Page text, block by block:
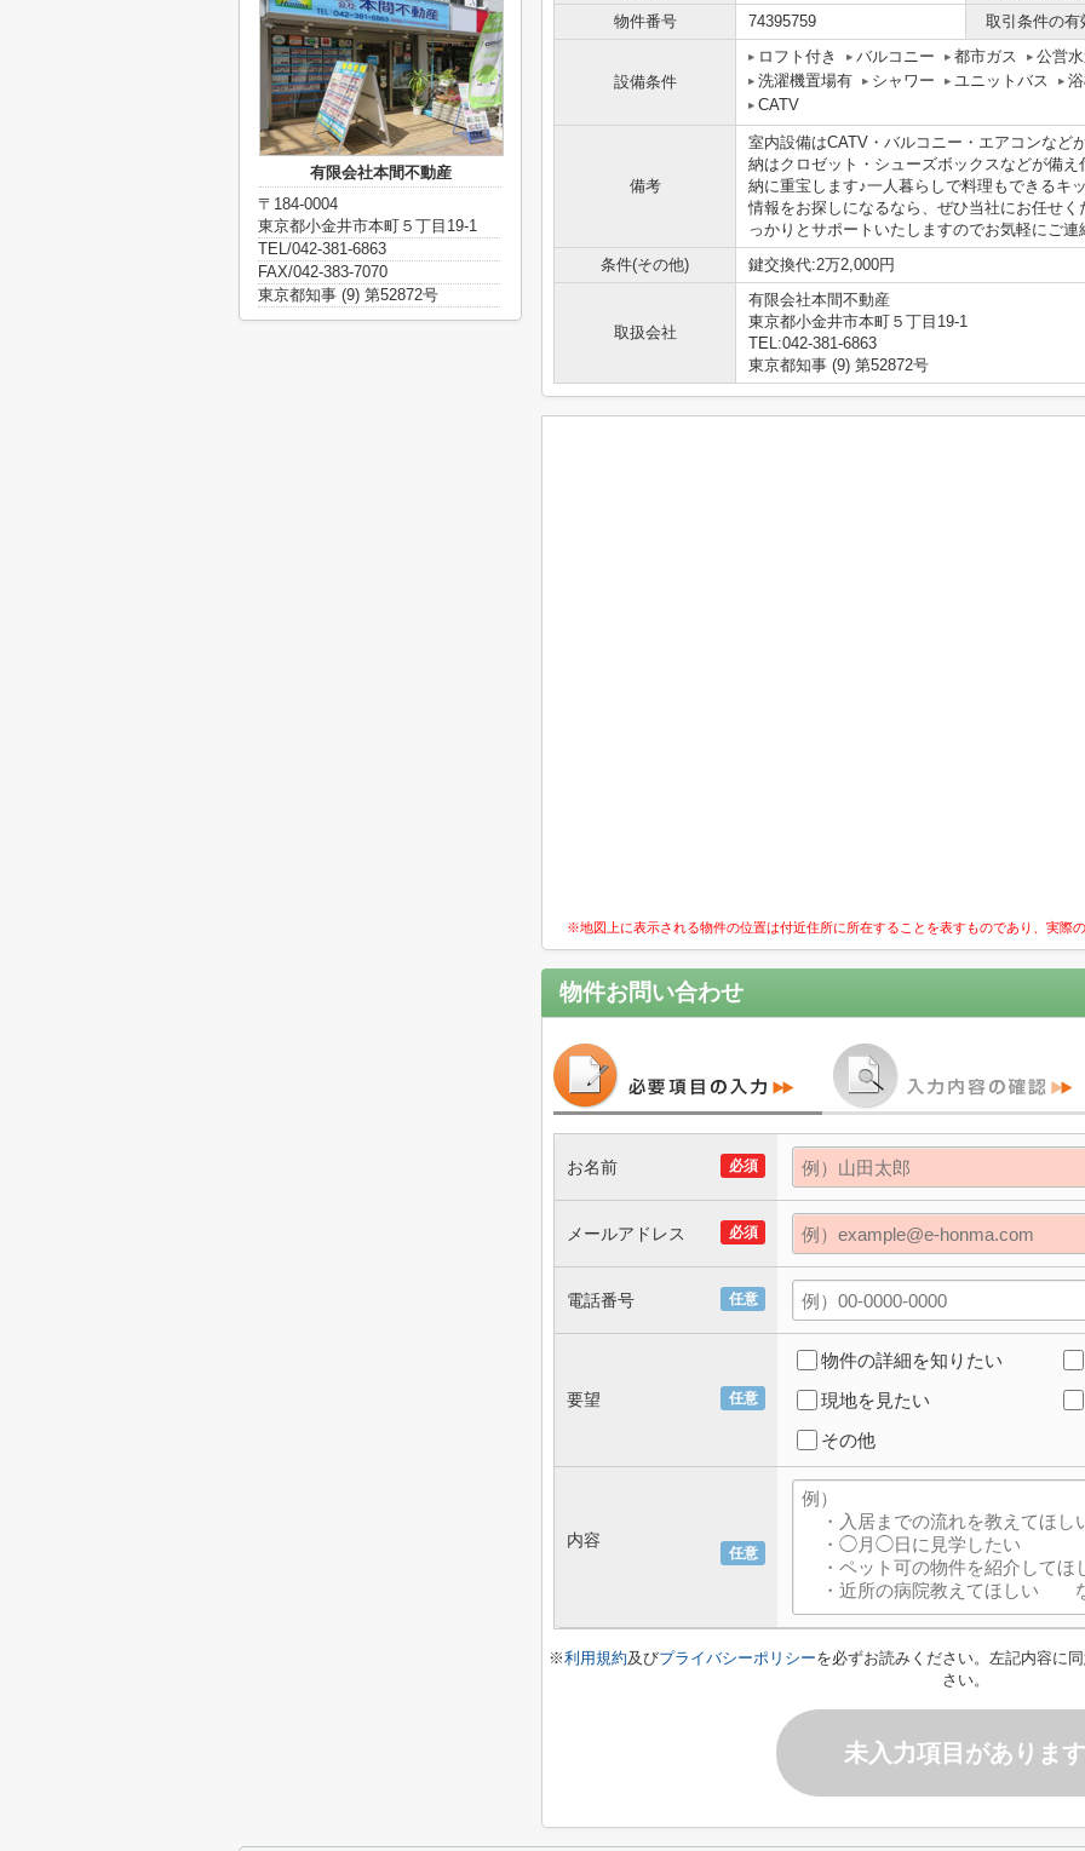
物件番号
74395759 取引条件の有
設備条件
ロフト付き バルコニー 都市ガス 公営
洗濯機置場有
シャワー ユニットバス
CATV
備考
室内設備はCATV・バルコニー・エアコンなど
納はクロゼット・シューズボックスなどが備
納に重宝します♪一人暮らしで料理もできるキ
情報をお探しになるなら、ぜひ当社にお任せ
っかりとサポートいたしますのでお気軽にご連
条件(その他)
鍵交換代:2万2,000円
取扱会社
有限会社本間不動産
東京都小金井市本町５丁目19-1
TEL:042-381-6863
東京都知事 (9) 第52872号
※地図上に表示される物件の位置は付近住所に所在することを表すものであり、実際
物件お問い合わせ
必須
お名前
必須
メールアドレス
任意
電話番号
任意
要望
物件の詳細を知りたい
現地を見たい
その他
任意
内容
※利用規約及びプライバシーポリシーを必ずお読みください。左記内容に
さい。
未入力項目があります
有限会社本間不動産
〒184-0004
東京都小金井市本町５丁目19-1
TEL/042-381-6863
FAX/042-383-7070
東京都知事 (9) 第52872号